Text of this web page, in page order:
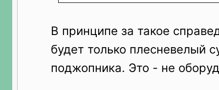
В принципе за такое
будет только плесневелый
поджопника. Это - не